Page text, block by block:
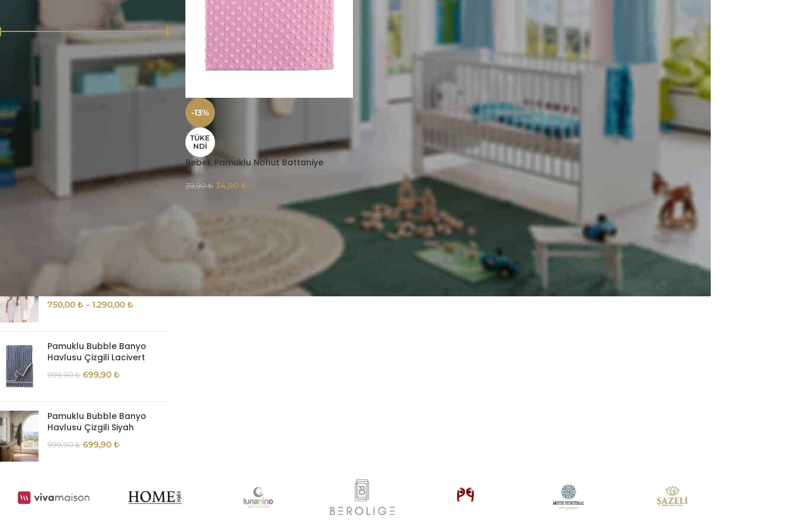
FILTRELE
30 ₺ 40 ₺
ÜRÜNLER
Müslin Pamuklu Hac Umre
İhramı Beyaz Kutulu
750,00 ₺ – 1.290,00 ₺
Pamuklu Bubble Banyo
Havlusu Çizgili Lacivert
999,90₺ 699,90 ₺
Pamuklu Bubble Banyo
Havlusu Çizgili Siyah
999,90₺ 699,90 ₺
-13%
TÜKE
NDI
Bebek Pamuklu Nohut Battaniye
39,90₺ 34,90 ₺